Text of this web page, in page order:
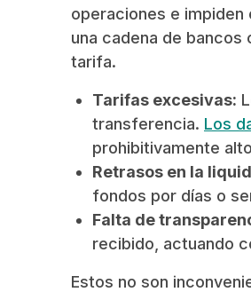
operaciones e
una cadena de
tarifa.
Tarifas excesivas:
transferencia. Los
prohibitivamente
Retrasos en la
fondos por días o
Falta de
recibido, actuando
Estos no son